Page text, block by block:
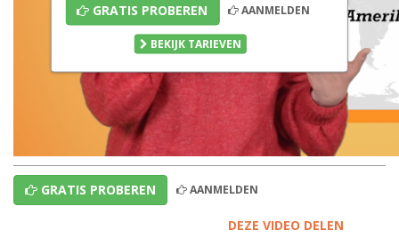
GRATIS PROBEREN AANMELDEN
BEKIJK TARIEVEN
GRATIS PROBEREN AANMELDEN
DEZE VIDEO DELEN